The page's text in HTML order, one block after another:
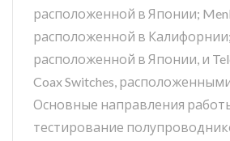
расположенной в Японии;
расположенной в Калифорнии;
расположенной в Японии, и
Coax Switches,
Основные направления
тестирование